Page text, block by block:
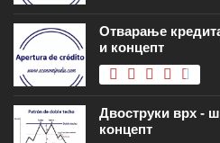
Отварање
и концепт
Двоструки врх -
концепт